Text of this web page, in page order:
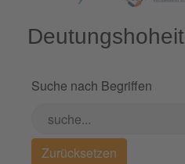
Deutungshoheit
Suche nach Begriffen